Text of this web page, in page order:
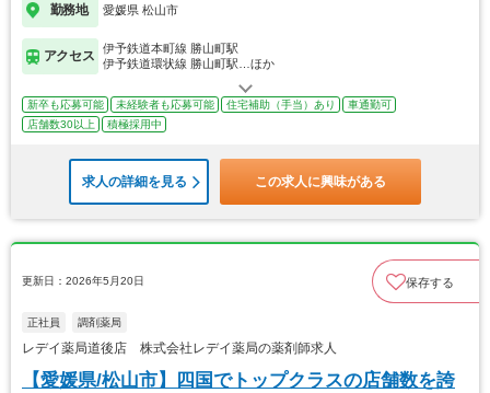
勤務地 愛媛県 松山市
アクセス
伊予鉄道本町線 勝山町駅
伊予鉄道環状線 勝山町駅…ほか
新卒も応募可能 未経験者も応募可能 住宅補助（手当）あり
車通勤可
店舗数30以上
積極採用中
求人の詳細を見る この求人に興味がある
更新日：2026年5月20日 保存する
正社員 調剤薬局
レデイ薬局道後店 株式会社レデイ薬局の薬剤師求人
【愛媛県/松山市】四国でトップクラスの店舗数を誇